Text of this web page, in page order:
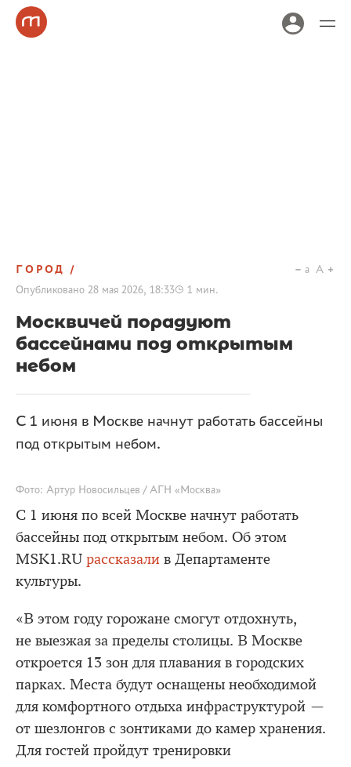
ГОРОД
Опубликовано 28 мая 2026, 18:33 1 мин.
a A
Москвичей порадуют
бассейнами под открытым
небом
С 1 июня в Москве начнут работать бассейны
под открытым небом.
Фото: Артур Новосильцев / АГН «Москва»
С 1 июня по всей Москве начнут работать
бассейны под открытым небом. Об этом
MSK1.RU рассказали в Департаменте
культуры.
«В этом году горожане смогут отдохнуть,
не выезжая за пределы столицы. В Москве
откроется 13 зон для плавания в городских
парках. Места будут оснащены необходимой
для комфортного отдыха инфраструктурой —
от шезлонгов с зонтиками до камер хранения.
Для гостей пройдут тренировки